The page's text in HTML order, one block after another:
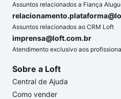
Assuntos relacionados a Fiança
Assuntos relacionados ao CRM Loft
imprensa@loft.com.br
Atendimento exclusivo aos
Sobre a Loft
Central de Ajuda
Como vender